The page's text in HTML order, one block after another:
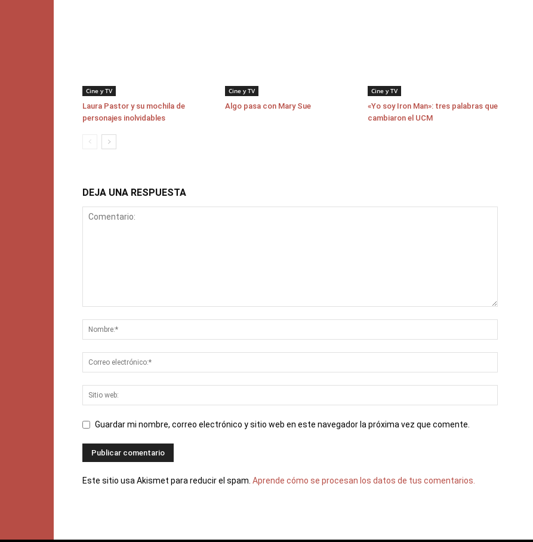
Cine y TV
Laura Pastor y su mochila de
personajes inolvidables
Cine y TV
Algo pasa con Mary Sue
Cine y TV
«Yo soy Iron Man»: tres palabras que
cambiaron el UCM
DEJA UNA RESPUESTA
Guardar mi nombre, correo electrónico y sitio web en este navegador la próxima vez que comente.
Este sitio usa Akismet para reducir el spam. Aprende cómo se procesan los datos de tus comentarios.